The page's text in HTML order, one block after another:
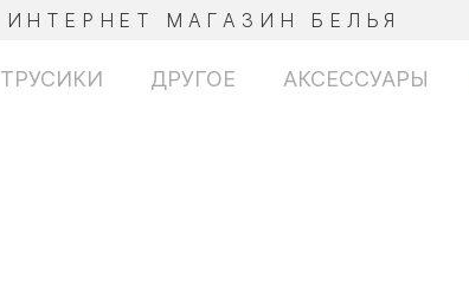
ИНТЕРНЕТ МАГАЗИН БЕЛЬЯ
ТРУСИКИ ДРУГОЕ АКСЕССУАРЫ